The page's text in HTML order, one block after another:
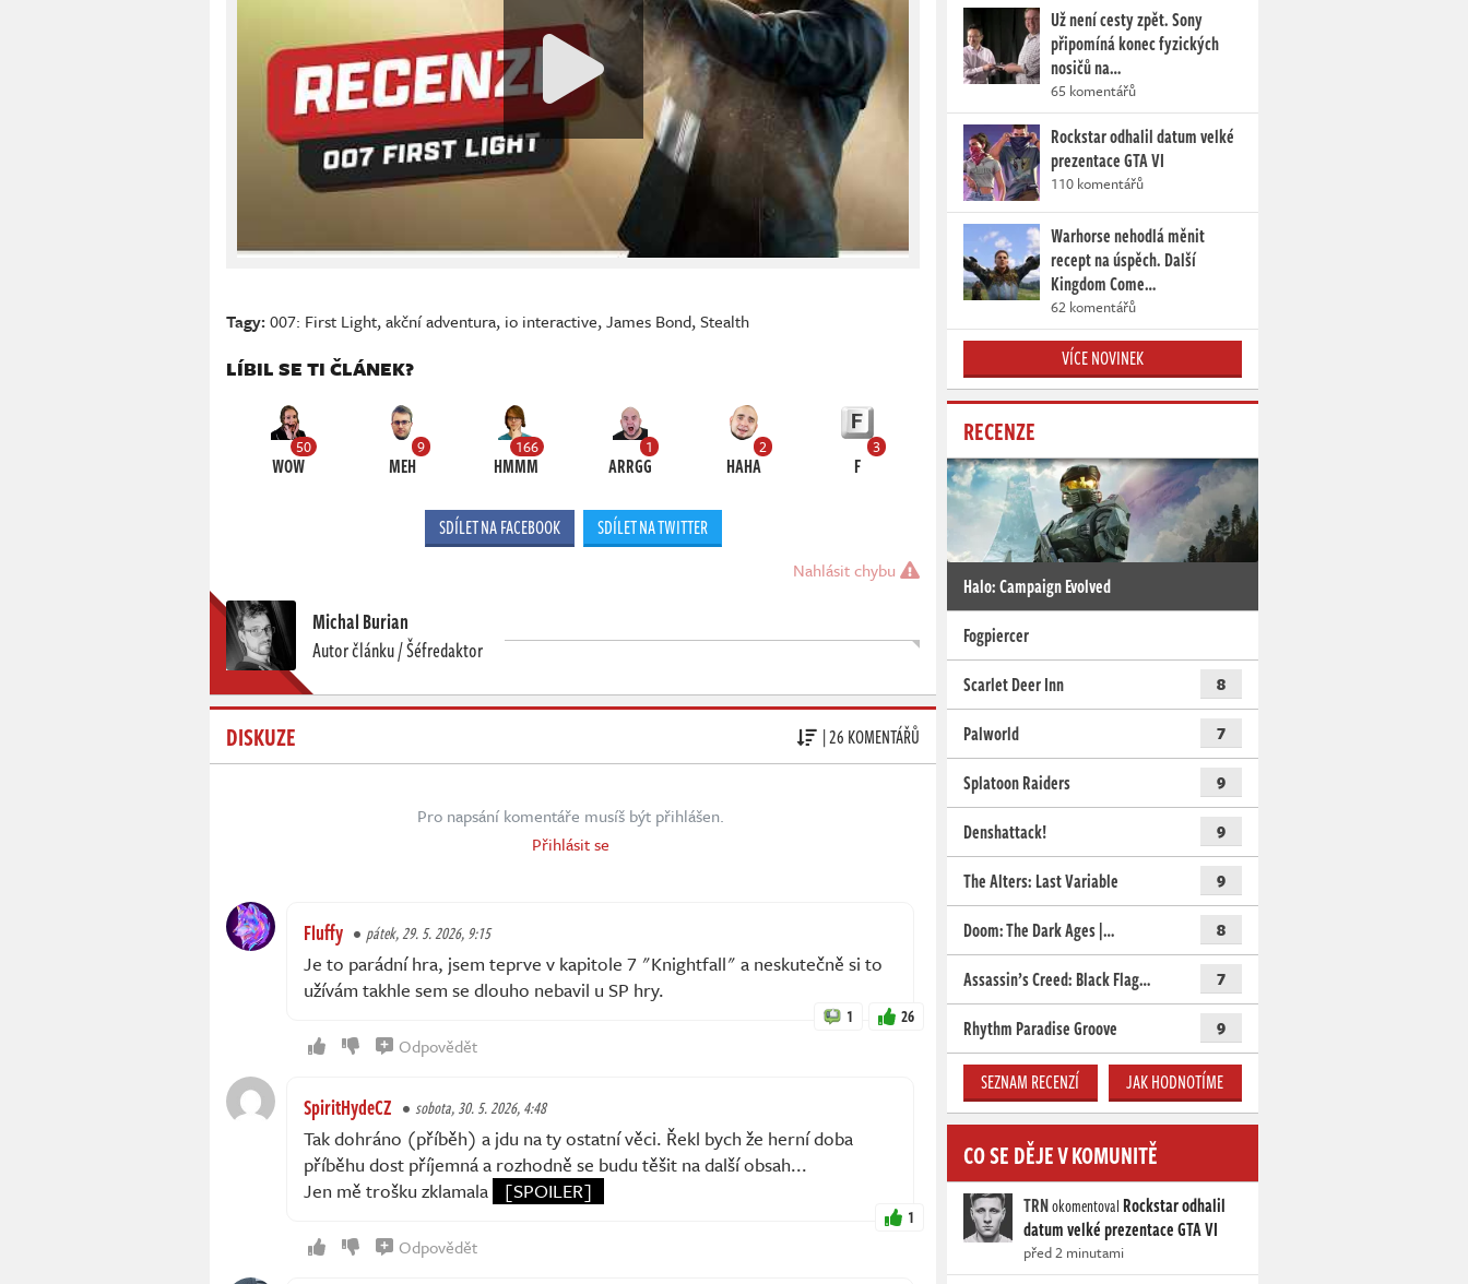
Tagy:007: First Light,akční adventura, io interactive,James Bond,Stealth
LÍBIL SE TI ČLÁNEK?
50
WOW
9
MEH
166
HMMM
1
ARRGG
2
HAHA
3
F
SDÍLET NA FACEBOOK SDÍLET NA TWITTER
Nahlásit chybu
Michal Burian
Autor článku / Šéfredaktor
DISKUZE | 26 KOMENTÁŘŮ
Pro napsání komentáře musíš být přihlášen.
Přihlásit se
Fluffy pátek, 29. 5. 2026, 9:15
Je to parádní hra, jsem teprve v kapitole 7 "Knightfall" a neskutečně si to
užívám takhle sem se dlouho nebavil u SP hry.
1 26
Odpovědět
SpiritHydeCZ sobota, 30. 5. 2026, 4:48
Tak dohráno (příběh) a jdu na ty ostatní věci. Řekl bych že herní doba
příběhu dost příjemná a rozhodně se budu těšit na další obsah...
Jen mě trošku zklamala
[SPOILER]
1
Odpovědět
Už není cesty zpět. Sony
připomíná konec fyzických
nosičů na…
65 komentářů
Rockstar odhalil datum velké
prezentace GTA VI
110 komentářů
Warhorse nehodlá měnit
recept na úspěch. Další
Kingdom Come…
62 komentářů
VÍCE NOVINEK
RECENZE
Halo: Campaign Evolved
Fogpiercer
Scarlet Deer Inn
8
Palworld 7
Splatoon Raiders 9
Denshattack! 9
The Alters: Last Variable 9
Doom: The Dark Ages |… 8
Assassin’s Creed: Black Flag… 7
Rhythm Paradise Groove 9
SEZNAM RECENZÍ JAK HODNOTÍME
CO SE DĚJE V KOMUNITĚ
TRNokomentoval Rockstar odhalil
datum velké prezentace GTA VI
před 2 minutami